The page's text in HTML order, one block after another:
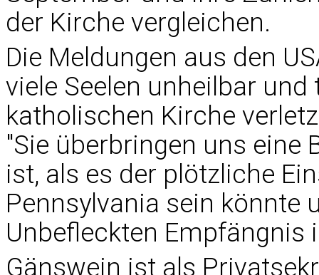
der Kirche vergleichen.
Die Meldungen aus den
viele Seelen unheilbar
katholischen Kirche
"Sie überbringen uns
ist, als es der plötzliche
Pennsylvania sein könnte
Unbefleckten Empfängnis
Gänswein ist als